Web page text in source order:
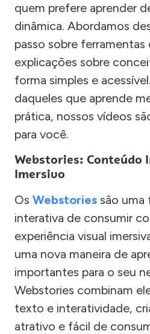
quem prefere aprender
dinâmica. Abordamos
passo sobre
explicações sobre
forma simples e
daqueles que aprende
prática, nossos vídeos
para você.
Webstories: Conteúdo
Imersivo
Os Webstories são uma
interativa de consumir
experiência visual
uma nova maneira de
importantes para o seu
Webstories combinam
texto e interatividade,
atrativo e fácil de